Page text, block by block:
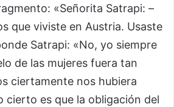
«Señorita Satrapi: –
que viviste en Austria. Usaste
Satrapi: «No, yo siempre
de las mujeres fuera tan
ciertamente nos hubiera
cierto es que la obligación del